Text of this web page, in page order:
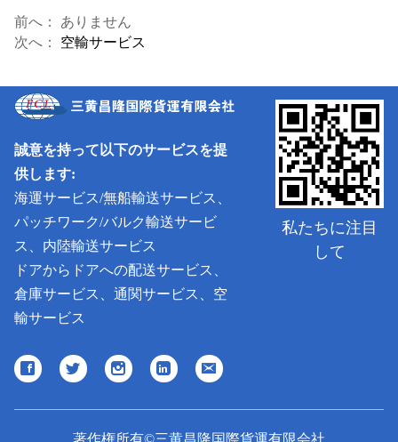
前へ： ありません
次へ： 空輸サービス
誠意を持って以下のサービスを提
供します:
海運サービス/無船輸送サービス、
パッチワーク/バルク輸送サービ
ス、内陸輸送サービス
ドアからドアへの配送サービス、
倉庫サービス、通関サービス、空
輸サービス
私たちに注目
して